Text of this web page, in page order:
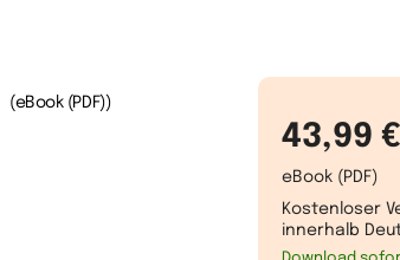
43,99 €
eBook (PDF)
Kostenloser
innerhalb
(eBook (PDF))